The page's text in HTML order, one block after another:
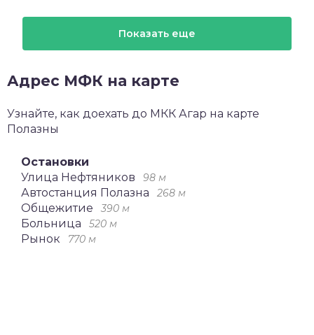
Показать еще
Адрес МФК на карте
Узнайте, как доехать до МКК Агар на карте
Полазны
Остановки
Улица Нефтяников
98 м
Автостанция Полазна 268 м
Общежитие 390 м
Больница 520 м
Рынок 770 м